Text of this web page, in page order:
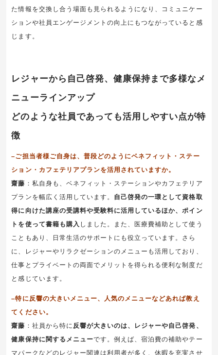
た情報を交換し合う場面も見られるようになり、コミュニケー
ションや社員エンゲージメントの向上にもつながっていると感
じます。
レジャーから自己啓発、健康保持まで多様なメ
ニューラインアップ
どのような社員であっても活用しやすい点が特
徴
–ご担当者様ご自身は、普段どのようにベネフィット・ステー
ション・カフェテリアプランを活用されていますか。
齋藤 ：私自身も、ベネフィット・ステーションやカフェテリア
プランを幅広く活用しています。 自己啓発の一環として資格取
得に向けた講座の受講料や受験料に活用しているほか、ポイン
トを使って書籍も購入 しました。また、医療費補助として使う
こともあり、日常生活のサポートにも役立っています。さら
に、レジャーやリラクゼーションのメニューも活用しており、
仕事とプライベートの両面でメリットを得られる便利な制度だ
と感じています。
–特に反響の大きいメニュー、人気のメニューなどあれば教え
てください。
齋藤 ：社員から特に 反響が大きいのは、レジャーや自己啓発、
健康保持に関するメニューです。例えば、宿泊費の補助やテー
マパークなどのレジャー関連は利用者が多く、休暇を充実させ